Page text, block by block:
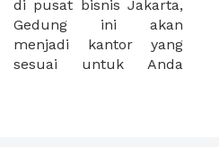
di pusat bisnis Jakarta,
Gedung ini akan
menjadi kantor yang
sesuai untuk Anda
langkah strategis untuk